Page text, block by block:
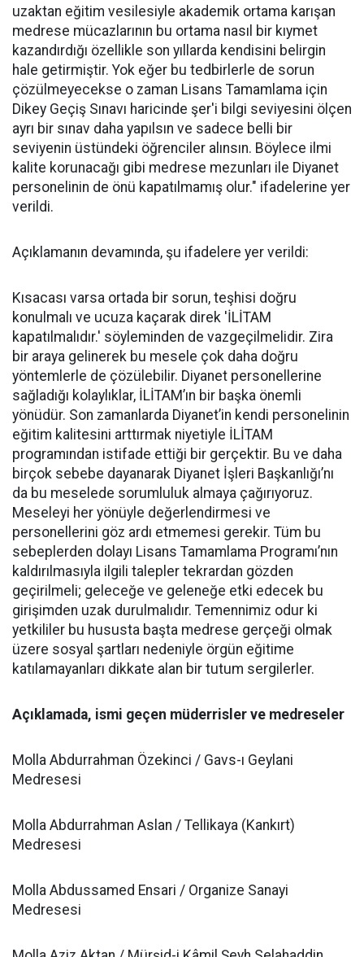
uzaktan eğitim vesilesiyle akademik ortama karışan
medrese mücazlarının bu ortama nasıl bir kıymet
kazandırdığı özellikle son yıllarda kendisini belirgin
hale getirmiştir. Yok eğer bu tedbirlerle de sorun
çözülmeyecekse o zaman Lisans Tamamlama için
Dikey Geçiş Sınavı haricinde şer'i bilgi seviyesini ölçen
ayrı bir sınav daha yapılsın ve sadece belli bir
seviyenin üstündeki öğrenciler alınsın. Böylece ilmi
kalite korunacağı gibi medrese mezunları ile Diyanet
personelinin de önü kapatılmamış olur." ifadelerine yer
verildi.
Açıklamanın devamında, şu ifadelere yer verildi:
Kısacası varsa ortada bir sorun, teşhisi doğru
konulmalı ve ucuza kaçarak direk 'İLİTAM
kapatılmalıdır.' söyleminden de vazgeçilmelidir. Zira
bir araya gelinerek bu mesele çok daha doğru
yöntemlerle de çözülebilir. Diyanet personellerine
sağladığı kolaylıklar, İLİTAM’ın bir başka önemli
yönüdür. Son zamanlarda Diyanet’in kendi personelinin
eğitim kalitesini arttırmak niyetiyle İLİTAM
programından istifade ettiği bir gerçektir. Bu ve daha
birçok sebebe dayanarak Diyanet İşleri Başkanlığı’nı
da bu meselede sorumluluk almaya çağırıyoruz.
Meseleyi her yönüyle değerlendirmesi ve
personellerini göz ardı etmemesi gerekir. Tüm bu
sebeplerden dolayı Lisans Tamamlama Programı’nın
kaldırılmasıyla ilgili talepler tekrardan gözden
geçirilmeli; geleceğe ve geleneğe etki edecek bu
girişimden uzak durulmalıdır. Temennimiz odur ki
yetkililer bu hususta başta medrese gerçeği olmak
üzere sosyal şartları nedeniyle örgün eğitime
katılamayanları dikkate alan bir tutum sergilerler.
Açıklamada, ismi geçen müderrisler ve medreseler
Molla Abdurrahman Özekinci / Gavs-ı Geylani
Medresesi
Molla Abdurrahman Aslan / Tellikaya (Kankırt)
Medresesi
Molla Abdussamed Ensari / Organize Sanayi
Medresesi